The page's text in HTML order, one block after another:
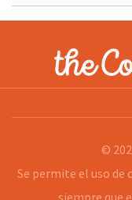
©
Se permite el uso